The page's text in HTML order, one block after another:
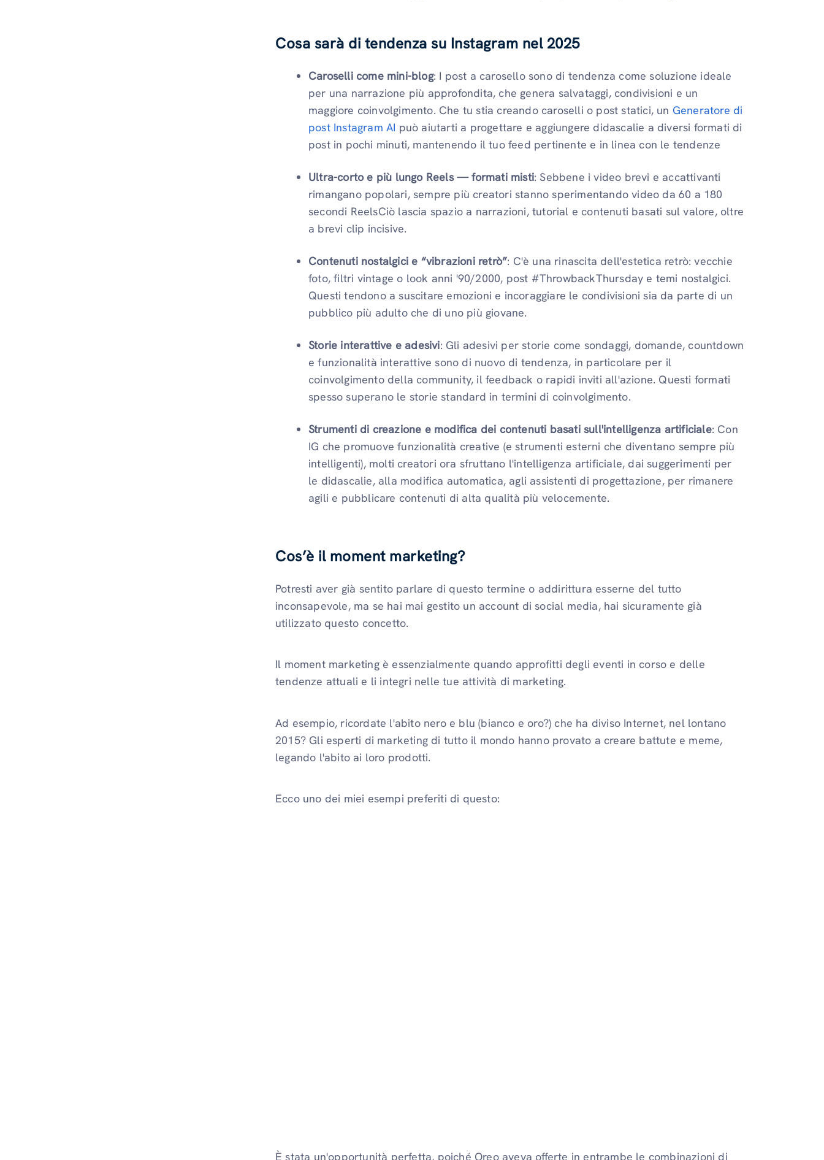
Cosa sarà di tendenza su Instagram nel 2025
Caroselli come mini-blog: I post a carosello sono di tendenza come soluzione ideale
per una narrazione più approfondita, che genera salvataggi, condivisioni e un
maggiore coinvolgimento. Che tu stia creando caroselli o post statici, un Generatore di
post Instagram AI può aiutarti a progettare e aggiungere didascalie a diversi formati di
post in pochi minuti, mantenendo il tuo feed pertinente e in linea con le tendenze
Ultra-corto e più lungo Reels — formati misti: Sebbene i video brevi e accattivanti
rimangano popolari, sempre più creatori stanno sperimentando video da 60 a 180
secondi ReelsCiò lascia spazio a narrazioni, tutorial e contenuti basati sul valore, oltre
a brevi clip incisive.
Contenuti nostalgici e “vibrazioni retrò”: C'è una rinascita dell'estetica retrò: vecchie
foto, filtri vintage o look anni '90/2000, post #ThrowbackThursday e temi nostalgici.
Questi tendono a suscitare emozioni e incoraggiare le condivisioni sia da parte di un
pubblico più adulto che di uno più giovane.
Storie interattive e adesivi: Gli adesivi per storie come sondaggi, domande, countdown
e funzionalità interattive sono di nuovo di tendenza, in particolare per il
coinvolgimento della community, il feedback o rapidi inviti all'azione. Questi formati
spesso superano le storie standard in termini di coinvolgimento.
Strumenti di creazione e modifica dei contenuti basati sull'intelligenza artificiale: Con
IG che promuove funzionalità creative (e strumenti esterni che diventano sempre più
intelligenti), molti creatori ora sfruttano l'intelligenza artificiale, dai suggerimenti per
le didascalie, alla modifica automatica, agli assistenti di progettazione, per rimanere
agili e pubblicare contenuti di alta qualità più velocemente.
Cos’è il moment marketing?
Potresti aver già sentito parlare di questo termine o addirittura esserne del tutto
inconsapevole, ma se hai mai gestito un account di social media, hai sicuramente già
utilizzato questo concetto.
Il moment marketing è essenzialmente quando approfitti degli eventi in corso e delle
tendenze attuali e li integri nelle tue attività di marketing.
Ad esempio, ricordate l'abito nero e blu (bianco e oro?) che ha diviso Internet, nel lontano
2015? Gli esperti di marketing di tutto il mondo hanno provato a creare battute e meme,
legando l'abito ai loro prodotti.
Ecco uno dei miei esempi preferiti di questo:
È stata un'opportunità perfetta, poiché Oreo aveva offerte in entrambe le combinazioni di